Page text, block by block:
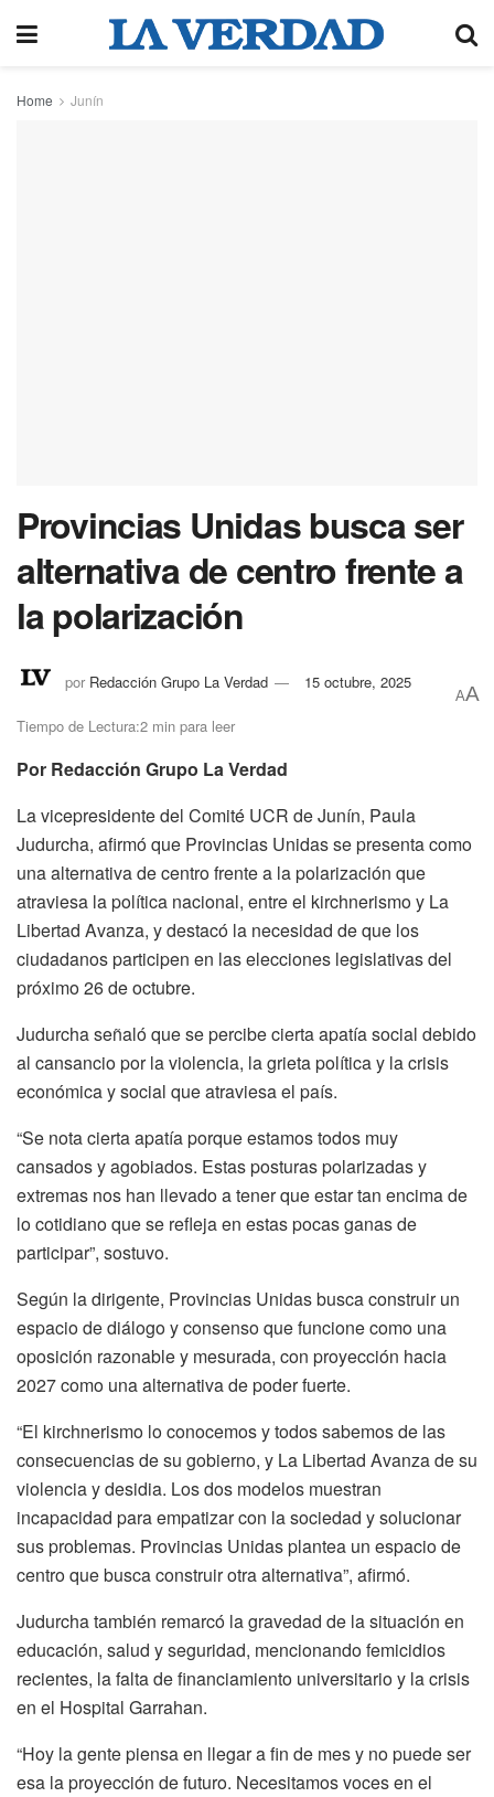
Home Junín
Provincias Unidas busca ser
alternativa de centro frente a
la polarización
por Redacción Grupo La Verdad 15 octubre, 2025
Tiempo de Lectura:2 min para leer
AA
Por Redacción Grupo La Verdad
La vicepresidente del Comité UCR de Junín, Paula
Judurcha, afirmó que Provincias Unidas se presenta como
una alternativa de centro frente a la polarización que
atraviesa la política nacional, entre el kirchnerismo y La
Libertad Avanza, y destacó la necesidad de que los
ciudadanos participen en las elecciones legislativas del
próximo 26 de octubre.
Judurcha señaló que se percibe cierta apatía social debido
al cansancio por la violencia, la grieta política y la crisis
económica y social que atraviesa el país.
“Se nota cierta apatía porque estamos todos muy
cansados y agobiados. Estas posturas polarizadas y
extremas nos han llevado a tener que estar tan encima de
lo cotidiano que se refleja en estas pocas ganas de
participar”, sostuvo.
Según la dirigente, Provincias Unidas busca construir un
espacio de diálogo y consenso que funcione como una
oposición razonable y mesurada, con proyección hacia
2027 como una alternativa de poder fuerte.
“El kirchnerismo lo conocemos y todos sabemos de las
consecuencias de su gobierno, y La Libertad Avanza de su
violencia y desidia. Los dos modelos muestran
incapacidad para empatizar con la sociedad y solucionar
sus problemas. Provincias Unidas plantea un espacio de
centro que busca construir otra alternativa”, afirmó.
Judurcha también remarcó la gravedad de la situación en
educación, salud y seguridad, mencionando femicidios
recientes, la falta de financiamiento universitario y la crisis
en el Hospital Garrahan.
“Hoy la gente piensa en llegar a fin de mes y no puede ser
esa la proyección de futuro. Necesitamos voces en el